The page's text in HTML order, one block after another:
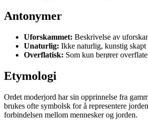
Antonymer
Uforskammet: Beskrivelse av
Unaturlig: Ikke naturlig, kunstig skapt
Overflatisk: Som kun berører
Etymologi
Ordet moderjord har sin opprinnelse fra
brukes ofte symbolsk for å representere
forbindelsen mellom mennesker og jorden.